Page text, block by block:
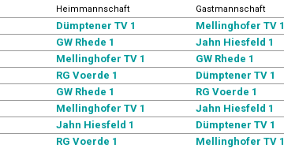
Heimmannschaft Gastmannschaft
Dümptener TV 1 Mellinghofer TV 1
GW Rhede 1
Jahn Hiesfeld 1
Mellinghofer TV 1 GW Rhede 1
RG Voerde 1
Dümptener TV 1
GW Rhede 1 RG Voerde 1
Mellinghofer TV 1
Jahn Hiesfeld 1
Jahn Hiesfeld 1 Dümptener TV 1
RG Voerde 1
Mellinghofer TV 1